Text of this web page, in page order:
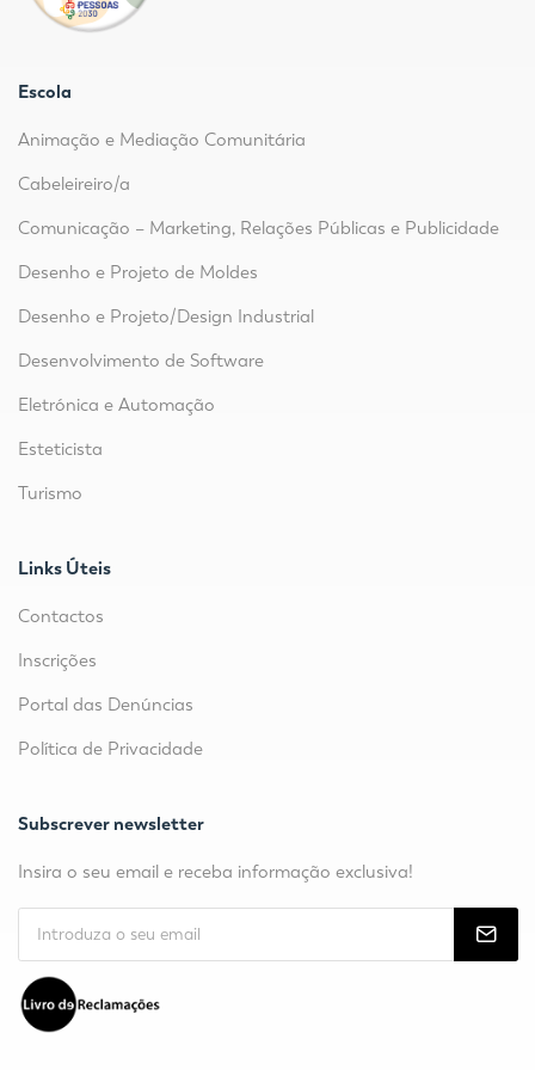
Escola
Animação e Mediação Comunitária
Cabeleireiro/a
Comunicação – Marketing, Relações Públicas e Publicidade
Desenho e Projeto de Moldes
Desenho e Projeto/Design Industrial
Desenvolvimento de Software
Eletrónica e Automação
Esteticista
Turismo
Links Úteis
Contactos
Inscrições
Portal das Denúncias
Política de Privacidade
Subscrever newsletter
Insira o seu email e receba informação exclusiva!